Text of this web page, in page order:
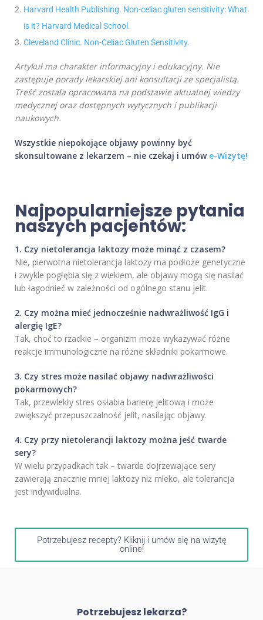
Harvard Health Publishing. Non-celiac gluten sensitivity: What
is it? Harvard Medical School.
Cleveland Clinic. Non-Celiac Gluten Sensitivity.
Artykuł ma charakter informacyjny i edukacyjny. Nie
zastępuje porady lekarskiej ani konsultacji ze specjalistą.
Treść została opracowana na podstawie aktualnej wiedzy
medycznej oraz dostępnych wytycznych i publikacji
naukowych.
Wszystkie niepokojące objawy powinny być
skonsultowane z lekarzem – nie czekaj i umów e-Wizytę!
Najpopularniejsze pytania
naszych pacjentów:
1. Czy nietolerancja laktozy może minąć z czasem?
Nie, pierwotna nietolerancja laktozy ma podłoże genetyczne
i zwykle pogłębia się z wiekiem, ale objawy mogą się nasilać
lub łagodnieć w zależności od ogólnego stanu jelit.
2. Czy można mieć jednocześnie nadwrażliwość IgG i
alergię IgE?
Tak, choć to rzadkie – organizm może wykazywać różne
reakcje immunologiczne na różne składniki pokarmowe.
3. Czy stres może nasilać objawy nadwrażliwości
pokarmowych?
Tak, przewlekły stres osłabia barierę jelitową i może
zwiększyć przepuszczalność jelit, nasilając objawy.
4. Czy przy nietolerancji laktozy można jeść twarde
sery?
W wielu przypadkach tak – twarde dojrzewające sery
zawierają znacznie mniej laktozy niż mleko, ale tolerancja
jest indywidualna.
Potrzebujesz recepty? Kliknij i umów się na wizytę
online!
Potrzebujesz lekarza?